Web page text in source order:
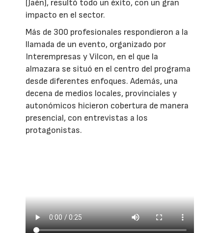
(Jaén), resultó todo un éxito, con un gran
impacto en el sector.
Más de 300 profesionales respondieron a la
llamada de un evento, organizado por
Interempresas y Vilcon, en el que la
almazara se situó en el centro del programa
desde diferentes enfoques. Además, una
decena de medios locales, provinciales y
autonómicos hicieron cobertura de manera
presencial, con entrevistas a los
protagonistas.